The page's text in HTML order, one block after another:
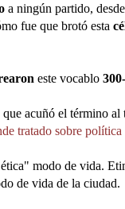
a ningún partido,
fue que brotó esta
este vocablo
acuñó el término
tratado sobre
modo de vida.
de vida de la ciudad.